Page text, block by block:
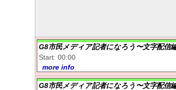
G8市民メディア記者になろう〜文字配信
Start: 00:00
more info
G8市民メディア記者になろう〜文字配信